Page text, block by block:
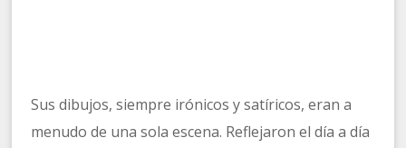
Sus dibujos, siempre irónicos y satíricos, eran a
menudo de una sola escena. Reflejaron el día a día